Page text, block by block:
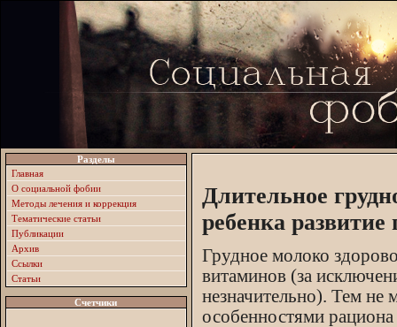
Разделы
Главная
О социальной фобии
Методы лечения и коррекция
Тематические статьи
Публикации
Архив
Ссылки
Статьи
Счетчики
Длительное
ребенка
Грудное молоко
витаминов (за
незначительно). Тем не
особенностями